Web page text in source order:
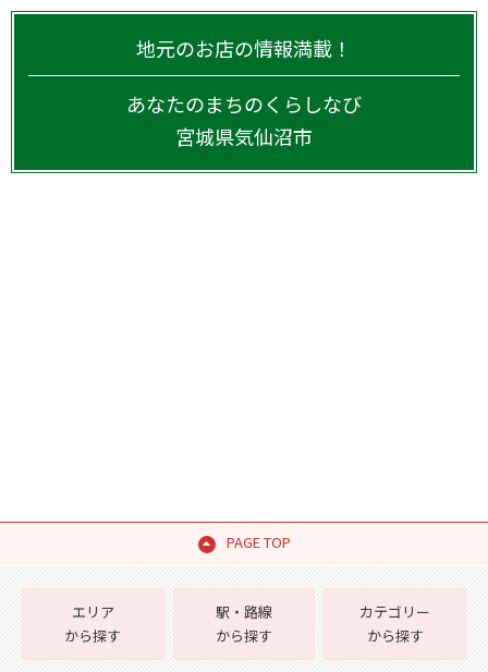
地元のお店の情報満載！
あなたのまちのくらしなび
宮城県気仙沼市
PAGE TOP
エリア
から探す
駅・路線
から探す
カテゴリー
から探す